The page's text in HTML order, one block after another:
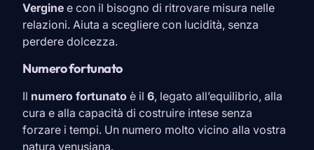
Vergine e con il bisogno di ritrovare misura nelle
relazioni. Aiuta a scegliere con lucidità, senza
perdere dolcezza.
Numero fortunato
Il numero fortunato è il 6, legato all’equilibrio, alla
cura e alla capacità di costruire intese senza
forzare i tempi. Un numero molto vicino alla vostra
natura venusiana.